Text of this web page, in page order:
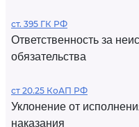
ст. 395 ГК РФ
Ответственность за
обязательства
ст 20.25 КоАП РФ
Уклонение от
наказания